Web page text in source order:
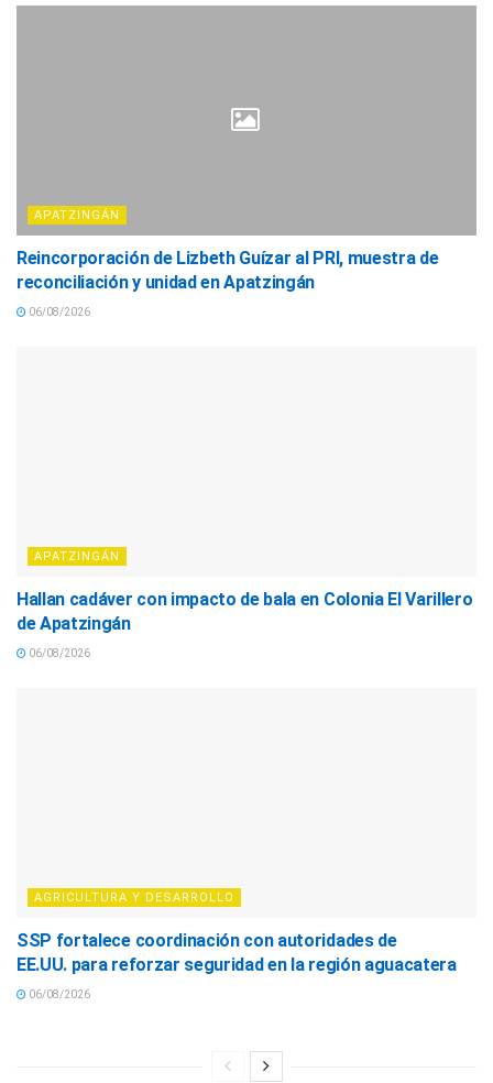
APATZINGÁN
Reincorporación de Lizbeth Guízar al PRI, muestra de
reconciliación y unidad en Apatzingán
06/08/2026
APATZINGÁN
Hallan cadáver con impacto de bala en Colonia El Varillero
de Apatzingán
06/08/2026
AGRICULTURA Y DESARROLLO
SSP fortalece coordinación con autoridades de
EE.UU. para reforzar seguridad en la región aguacatera
06/08/2026